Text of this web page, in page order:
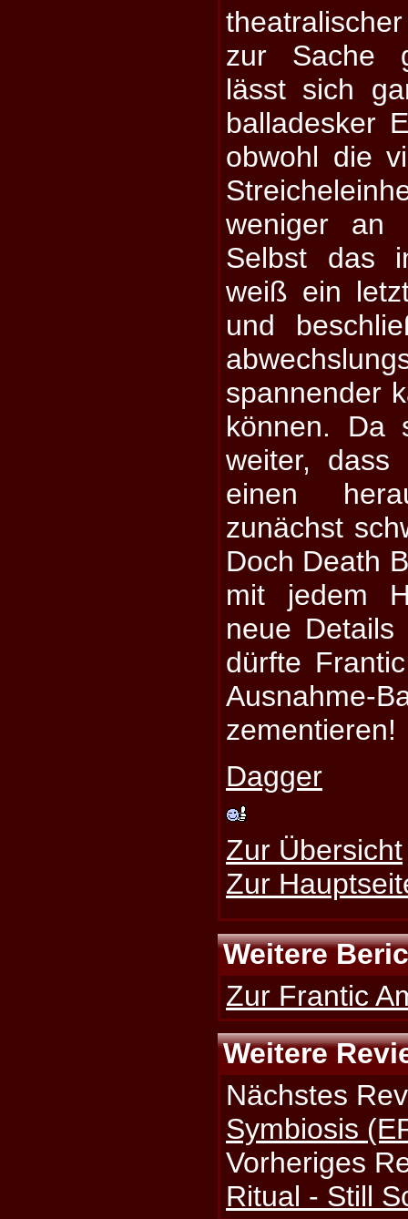
zur Sache
lässt sich
balladesker
obwohl die
weniger an
Selbst das
weiß ein
und
spannender
können. Da
weiter,
einen
zunächst
Doch Death
mit jedem
neue
dürfte
zementieren!
Dagger
Zur Übersicht
Zur
Weitere
Zur Frantic
Weitere
Nächstes
Symbiosis
Vorheriges
Ritual - Still